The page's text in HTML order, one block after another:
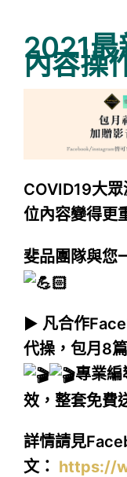
2021最
內容操
COVID19大
位內容變得更
斐品團隊與您
▶︎ 凡合作
代操，包月8
專業
效，整套免費
詳情請見
文： https://